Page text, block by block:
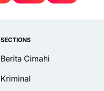
SECTIONS
Berita Cimahi
Kriminal